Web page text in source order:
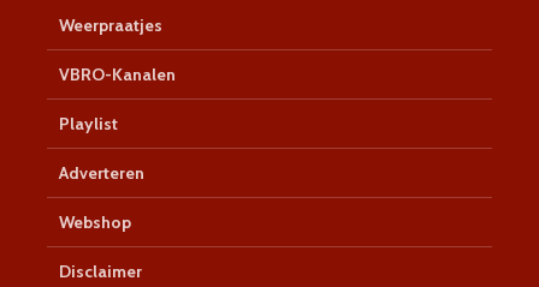
Weerpraatjes
VBRO-Kanalen
Playlist
Adverteren
Webshop
Disclaimer